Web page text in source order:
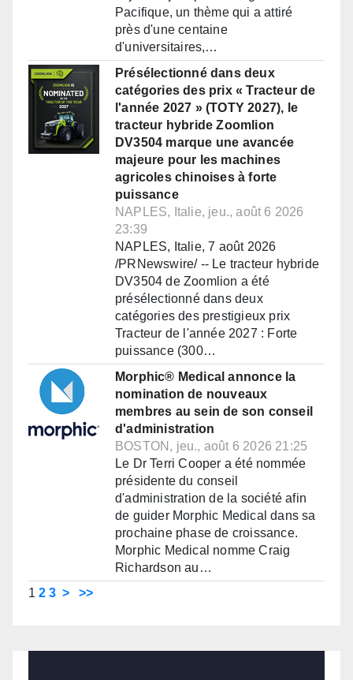
Pacifique, un thème qui a attiré
près d'une centaine
d'universitaires,…
Présélectionné dans deux
catégories des prix « Tracteur de
l'année 2027 » (TOTY 2027), le
tracteur hybride Zoomlion
DV3504 marque une avancée
majeure pour les machines
agricoles chinoises à forte
puissance
NAPLES, Italie, jeu., août 6 2026
23:39
NAPLES, Italie, 7 août 2026
/PRNewswire/ -- Le tracteur hybride
DV3504 de Zoomlion a été
présélectionné dans deux
catégories des prestigieux prix
Tracteur de l'année 2027 : Forte
puissance (300…
Morphic® Medical annonce la
nomination de nouveaux
membres au sein de son conseil
d'administration
BOSTON, jeu., août 6 2026 21:25
Le Dr Terri Cooper a été nommée
présidente du conseil
d'administration de la société afin
de guider Morphic Medical dans sa
prochaine phase de croissance.
Morphic Medical nomme Craig
Richardson au…
1 2 3 > >>